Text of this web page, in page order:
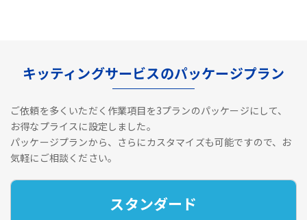
キッティングサービスのパッケージプラン
ご依頼を多くいただく作業項目を3プランのパッケージにして、
お得なプライスに設定しました。
パッケージプランから、さらにカスタマイズも可能ですので、お
気軽にご相談ください。
スタンダード